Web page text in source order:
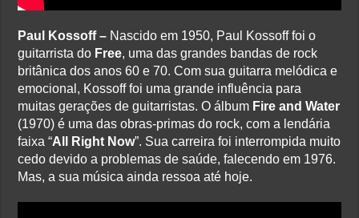
Paul Kossoff – Nascido em 1950, Paul Kossoff foi o
guitarrista do Free, uma das grandes bandas de rock
britânica dos anos 60 e 70. Com sua guitarra melódica e
emocional, Kossoff foi uma grande influência para
muitas gerações de guitarristas. O álbum Fire and Water
(1970) é uma das obras-primas do rock, com a lendária
faixa “All Right Now”. Sua carreira foi interrompida muito
cedo devido a problemas de saúde, falecendo em 1976.
Mas, a sua música ainda ressoa até hoje.